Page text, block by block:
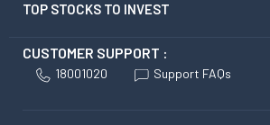
TOP STOCKS TO INVEST
CUSTOMER SUPPORT :
18001020 Support FAQs